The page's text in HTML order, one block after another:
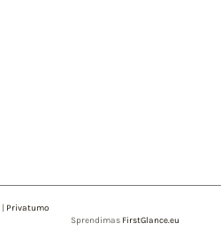
Privatumo
Sprendimas FirstGlance.eu